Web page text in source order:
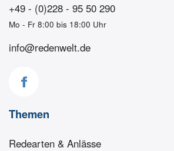
+49 - (0)228 - 95 50 290
Mo - Fr 8:00 bis 18:00 Uhr
info@redenwelt.de
Themen
Redearten & Anlässe